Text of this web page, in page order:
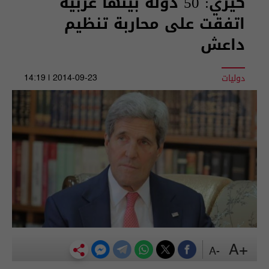
اتفقت على محاربة تنظيم
داعش
دوليات 2014-09-23 | 14:19
+A
-A